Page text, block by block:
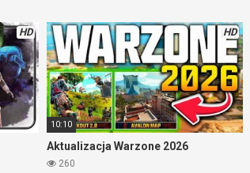
HD HD
10:10
Aktualizacja Warzone 2026
260